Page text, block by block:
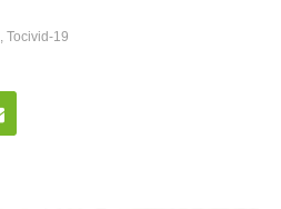
Tocivid-19